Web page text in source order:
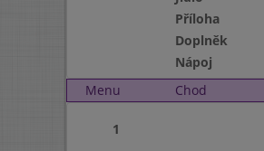
Příloha
Doplněk
Nápoj
Menu
Chod
1